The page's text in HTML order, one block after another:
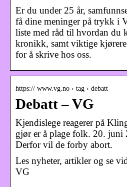
Er du under 25 år,
få dine meninger på trykk i
liste med råd til hvordan du
kronikk, samt viktige
for å skrive hos oss.
https:// www.vg.no › tag › debatt
Debatt – VG
Kjendislege reagerer på
gjør er å plage folk. 20. juni
Derfor vil de forby abort.
Les nyheter, artikler og se
VG